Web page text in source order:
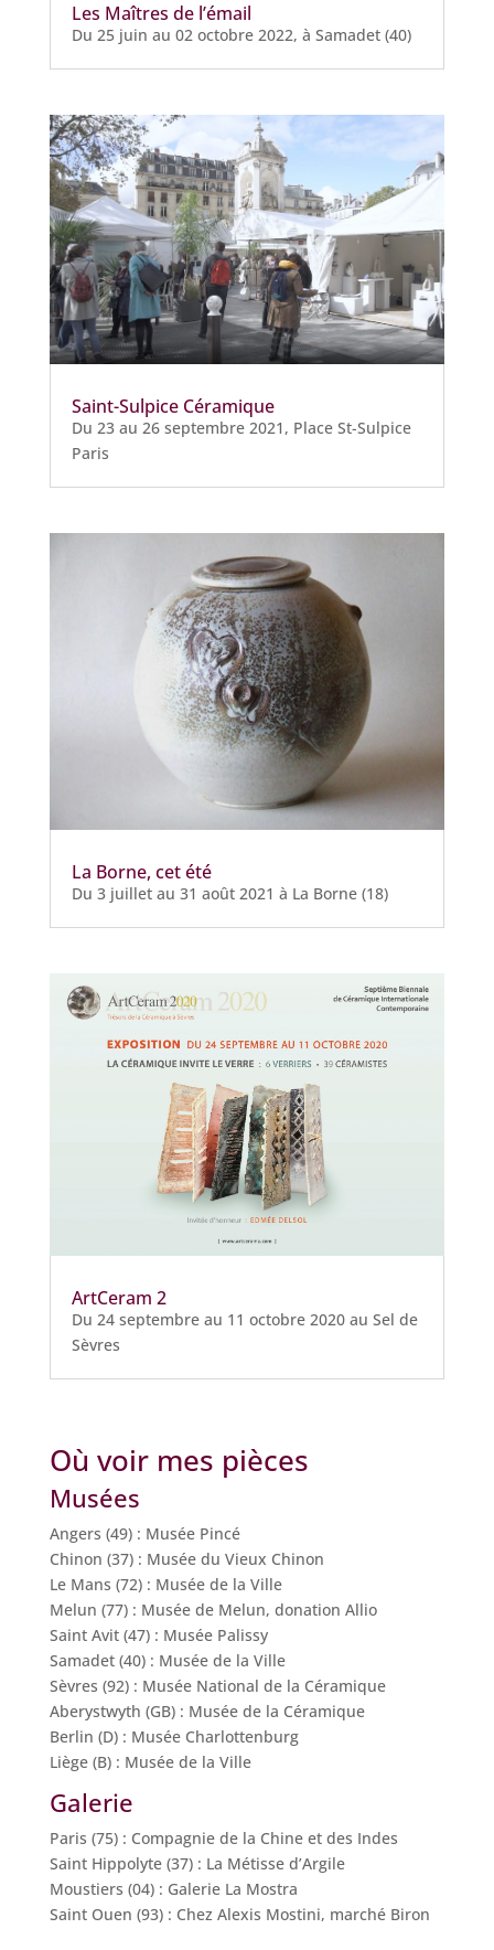
Les Maîtres de l’émail
Du 25 juin au 02 octobre 2022, à Samadet (40)
Saint-Sulpice Céramique
Du 23 au 26 septembre 2021, Place St-Sulpice
Paris
La Borne, cet été
Du 3 juillet au 31 août 2021 à La Borne (18)
ArtCeram 2
Du 24 septembre au 11 octobre 2020 au Sel de
Sèvres
Où voir mes pièces
Musées
Angers (49) : Musée Pincé
Chinon (37) : Musée du Vieux Chinon
Le Mans (72) : Musée de la Ville
Melun (77) : Musée de Melun, donation Allio
Saint Avit (47) : Musée Palissy
Samadet (40) : Musée de la Ville
Sèvres (92) : Musée National de la Céramique
Aberystwyth (GB) : Musée de la Céramique
Berlin (D) : Musée Charlottenburg
Liège (B) : Musée de la Ville
Galerie
Paris (75) : Compagnie de la Chine et des Indes
Saint Hippolyte (37) : La Métisse d’Argile
Moustiers (04) : Galerie La Mostra
Saint Ouen (93) : Chez Alexis Mostini, marché Biron